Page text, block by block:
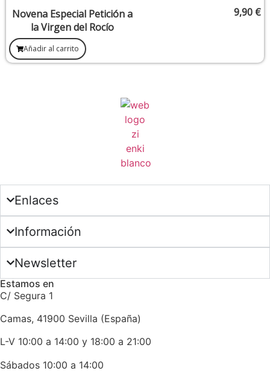
Novena Especial Petición a
la Virgen del Rocío
9,90 €
Añadir al carrito
Enlaces
Información
Newsletter
Estamos en
C/ Segura 1
Camas, 41900 Sevilla (España)
L-V 10:00 a 14:00 y 18:00 a 21:00
Sábados 10:00 a 14:00